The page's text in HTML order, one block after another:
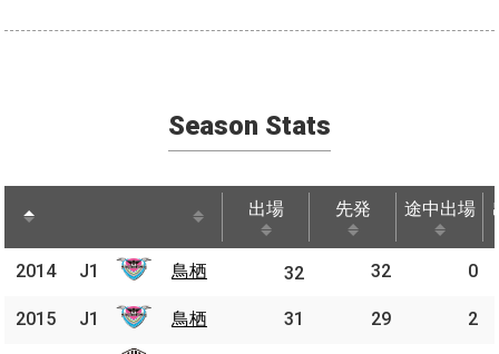
Season Stats
出場 先発 途中出場
途中出場
2014 J1 鳥栖 32 32 0
2015 J1 鳥栖 31 29 2
2014 J1 鳥栖
2015 J1 鳥栖